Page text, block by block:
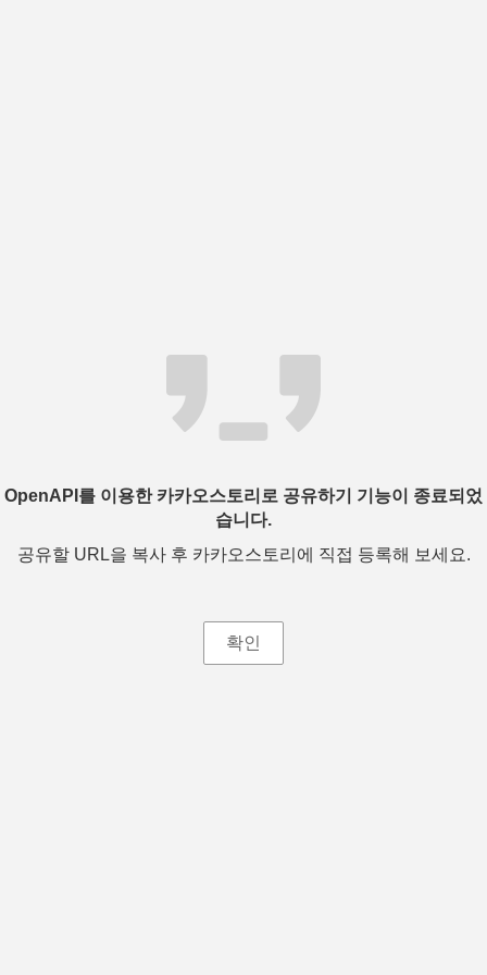
OpenAPI를 이용한 카카오스토리로 공유하기 기능이 종료되었
습니다.
공유할 URL을 복사 후 카카오스토리에 직접 등록해 보세요.
확인